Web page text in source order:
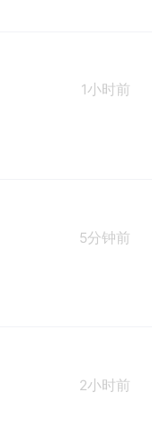
1小时前
5分钟前
2小时前